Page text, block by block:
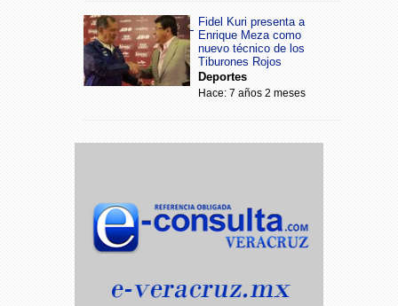
Fidel Kuri presenta a
Enrique Meza como
nuevo técnico de los
Tiburones Rojos
Deportes
Hace: 7 años 2 meses